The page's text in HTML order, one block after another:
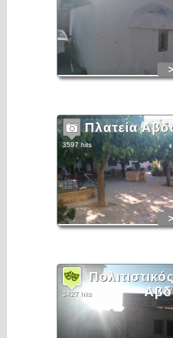
Πλατεία
3597 hits
3427 hits